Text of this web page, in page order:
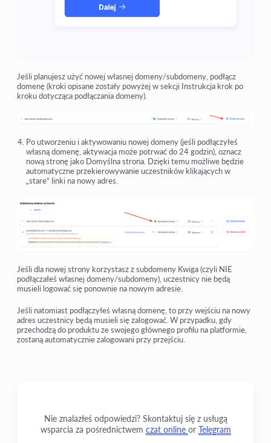
Jeśli planujesz użyć nowej własnej domeny/subdomeny, podłącz
domenę (kroki opisane zostały powyżej w sekcji Instrukcja krok po
kroku dotycząca podłączania domeny).
Po utworzeniu i aktywowaniu nowej domeny (jeśli podłączyłeś
własną domenę, aktywacja może potrwać do 24 godzin), oznacz
nową stronę jako Domyślna strona. Dzięki temu możliwe będzie
automatyczne przekierowywanie uczestników klikających w
„stare” linki na nowy adres.
Jeśli dla nowej strony korzystasz z subdomeny Kwiga (czyli NIE
podłączałeś własnej domeny/subdomeny), uczestnicy nie będą
musieli logować się ponownie na nowym adresie.
Jeśli natomiast podłączyłeś własną domenę, to przy wejściu na nowy
adres uczestnicy będą musieli się zalogować. W przypadku, gdy
przechodzą do produktu ze swojego głównego profilu na platformie,
zostaną automatycznie zalogowani przy przejściu.
Nie znalazłeś odpowiedzi? Skontaktuj się z usługą
wsparcia za pośrednictwem czat online or Telegram